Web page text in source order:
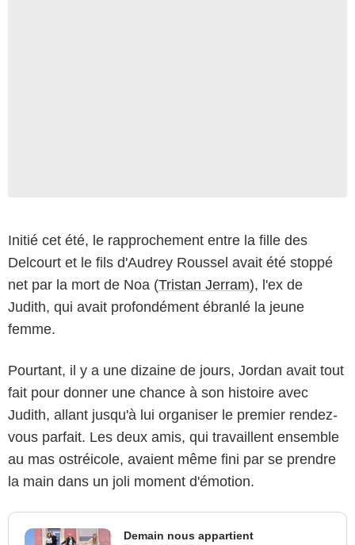
Initié cet été, le rapprochement entre la fille des
Delcourt et le fils d'Audrey Roussel avait été stoppé
net par la mort de Noa (Tristan Jerram), l'ex de
Judith, qui avait profondément ébranlé la jeune
femme.
Pourtant, il y a une dizaine de jours, Jordan avait tout
fait pour donner une chance à son histoire avec
Judith, allant jusqu'à lui organiser le premier rendez-
vous parfait. Les deux amis, qui travaillent ensemble
au mas ostréicole, avaient même fini par se prendre
la main dans un joli moment d'émotion.
Demain nous appartient